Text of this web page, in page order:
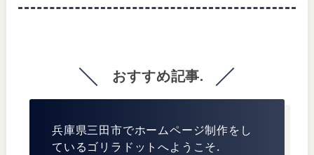
おすすめ記事.
兵庫県三田市でホームページ制作をし
ているゴリラドットへようこそ.